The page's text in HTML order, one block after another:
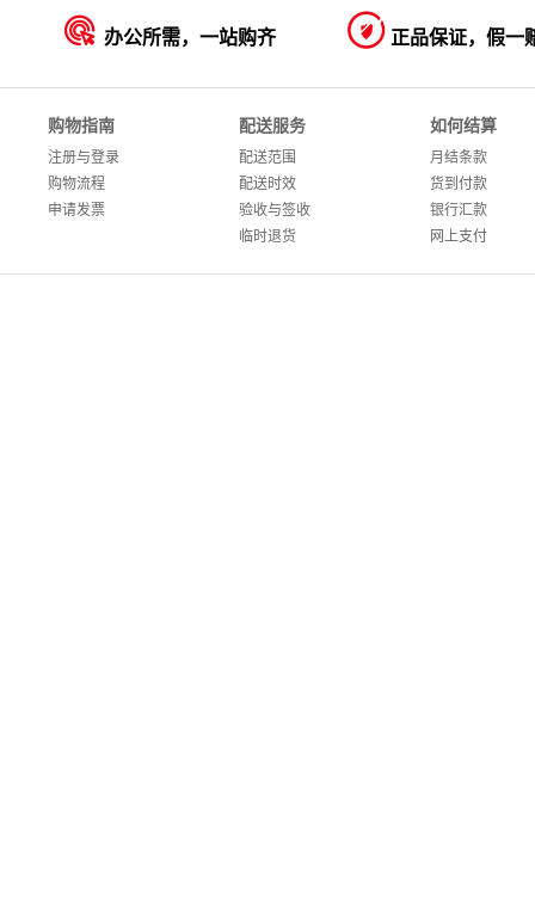
 办公所需，一站购齐  正品保证，假一
购物指南
注册与登录
购物流程
申请发票
配送服务
配送范围
配送时效
验收与签收
临时退货
如何结算
月结条款
货到付款
银行汇款
网上支付